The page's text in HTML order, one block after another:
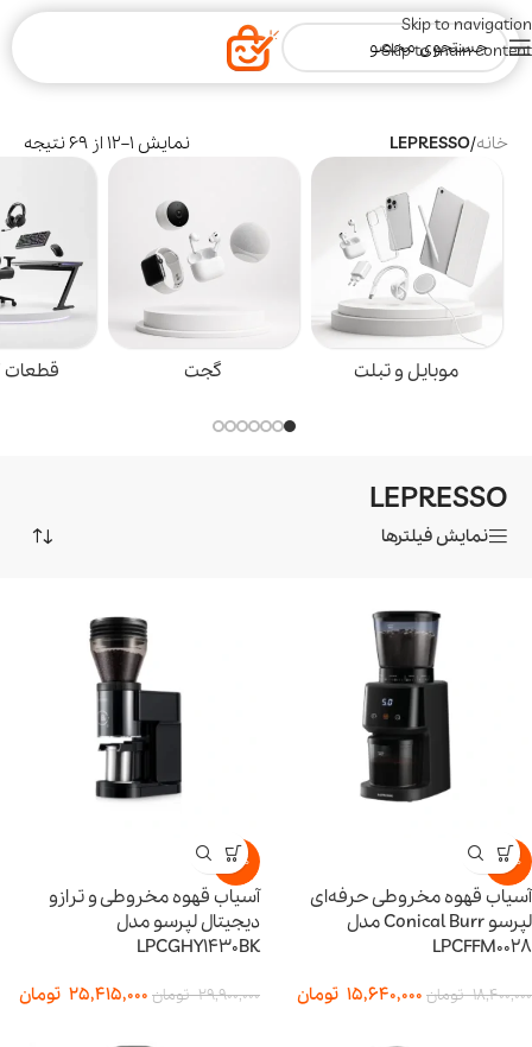
Skip to navigation
Skip to main content
خانه/
LEPRESSO نمایش 1–12 از 69 نتیجه
موبایل و تبلت قطعات
LEPRESSO
نمایش فیلترها
-15%
آسیاب قهوه مخروطی حرفه‌ای
لپرسو Conical Burr مدل
LPCFFM0028
18,400,000 تومان 15,640,000 تومان
-15%
آسیاب قهوه مخروطی و ترازو
دیجیتال لپرسو مدل
LPCGHY1430BK
29,900,000 تومان 25,415,000 تومان